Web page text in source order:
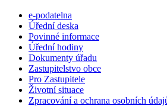
e-podatelna
Úřední deska
Povinné informace
Úřední hodiny
Dokumenty úřadu
Zastupitelstvo obce
Pro Zastupitele
Životní situace
Zpracování a ochrana osobních